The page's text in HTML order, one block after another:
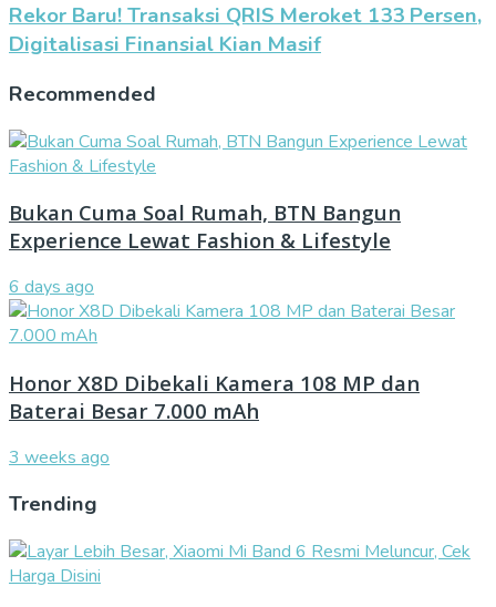
Rekor Baru! Transaksi QRIS Meroket 133 Persen,
Digitalisasi Finansial Kian Masif
Recommended
Bukan Cuma Soal Rumah, BTN Bangun
Experience Lewat Fashion & Lifestyle
6 days ago
Honor X8D Dibekali Kamera 108 MP dan
Baterai Besar 7.000 mAh
3 weeks ago
Trending